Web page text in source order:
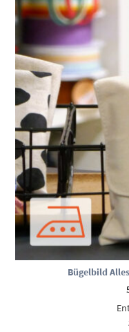
Bügelbild